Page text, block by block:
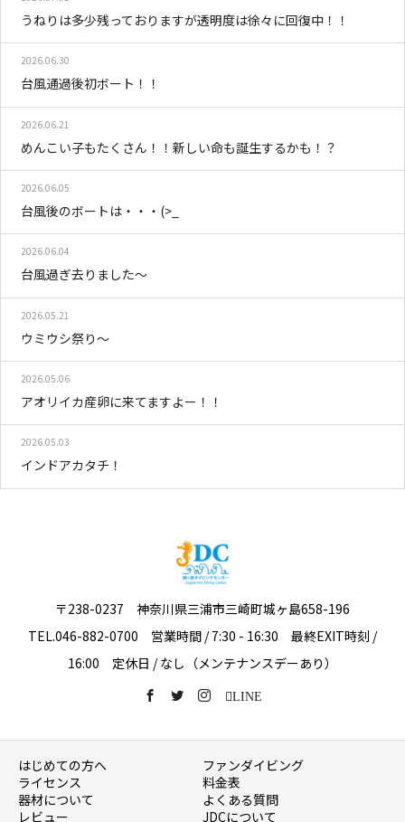
うねりは多少残っておりますが透明度は徐々に回復中！！
2026.06.30
台風通過後初ボート！！
2026.06.21
めんこい子もたくさん！！新しい命も誕生するかも！？
2026.06.05
台風後のボートは・・・(>_
2026.06.04
台風過ぎ去りました～
2026.05.21
ウミウシ祭り～
2026.05.06
アオリイカ産卵に来てますよー！！
2026.05.03
インドアカタチ！
〒238-0237 神奈川県三浦市三崎町城ヶ島658-196
TEL.046-882-0700 営業時間 / 7:30 - 16:30 最終EXIT時刻 /
16:00 定休日 / なし（メンテナンスデーあり）
LINE
はじめての方へ
ファンダイビング
ライセンス
料金表
器材について
よくある質問
レビュー
JDCについて